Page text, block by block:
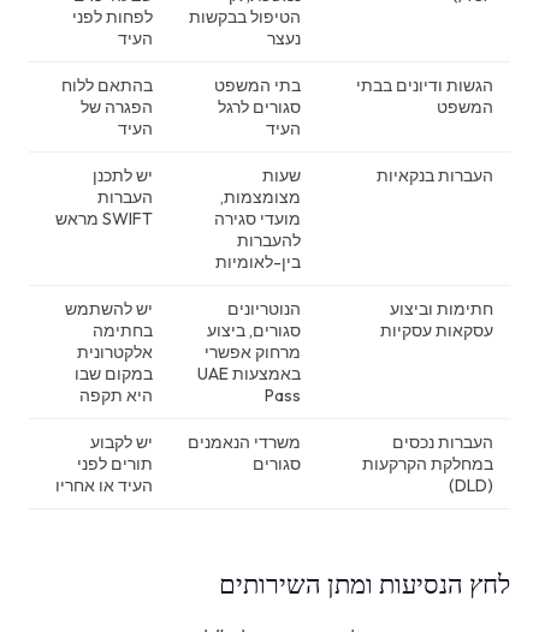
הטיפול בבקשות
נעצר
לפחות לפני
העיד
הגשות ודיונים בבתי
המשפט
בתי המשפט
סגורים לרגל
העיד
בהתאם ללוח
הפגרה של
העיד
העברות בנקאיות
שעות
מצומצמות,
מועדי סגירה
להעברות
בין-לאומיות
יש לתכנן
העברות
SWIFT מראש
חתימות וביצוע
עסקאות עסקיות
הנוטריונים
סגורים, ביצוע
מרחוק אפשרי
באמצעות UAE
Pass
יש להשתמש
בחתימה
אלקטרונית
במקום שבו
היא תקפה
העברות נכסים
במחלקת הקרקעות
(DLD)
משרדי הנאמנים
סגורים
יש לקבוע
תורים לפני
העיד או אחריו
לחץ הנסיעות ומתן השירותים